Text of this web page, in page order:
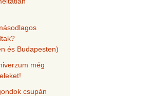
és Budapesten)
még
csupán